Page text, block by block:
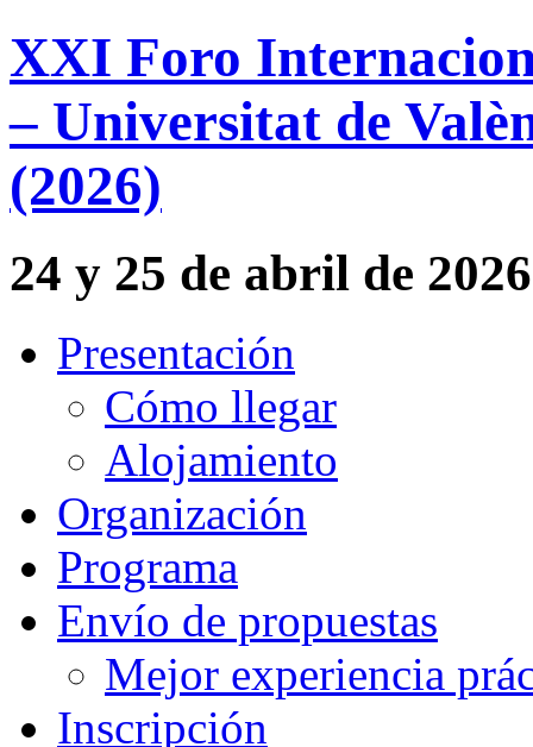
XXI Foro
– Universitat de
(2026)
24 y 25 de abril de
Presentación
Cómo llegar
Alojamiento
Organización
Programa
Envío de propuestas
Mejor experiencia
Inscripción